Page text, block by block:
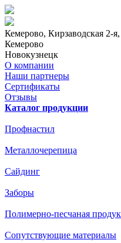
Кемерово, Кирзаводская 2-
Кемерово
Новокузнецк
О компании
Наши партнеры
Сертификаты
Отзывы
Каталог продукции
Профнастил
Металлочерепица
Сайдинг
Заборы
Полимерно-песчаная
Сопутствующие материалы